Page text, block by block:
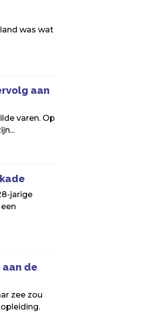
was wat
aan
varen. Op
jarige
aan de
zee zou